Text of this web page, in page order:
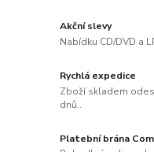
Akční slevy
Nabídku CD/DVD a
Rychlá expedice
Zboží skladem
dnů..
Platební brána